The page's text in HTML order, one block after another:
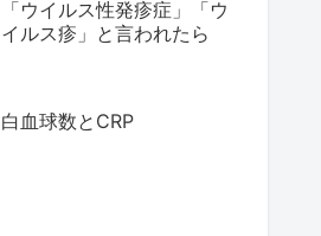
「ウイルス性発疹症」「ウ
イルス疹」と言われたら
白血球数とCRP